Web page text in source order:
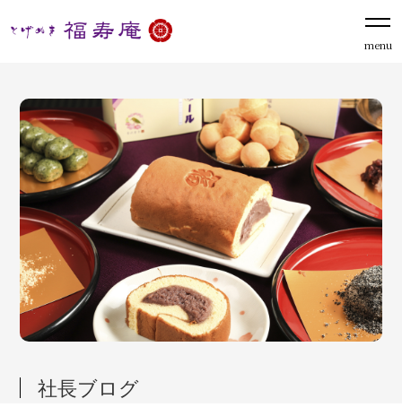
menu
社長ブログ